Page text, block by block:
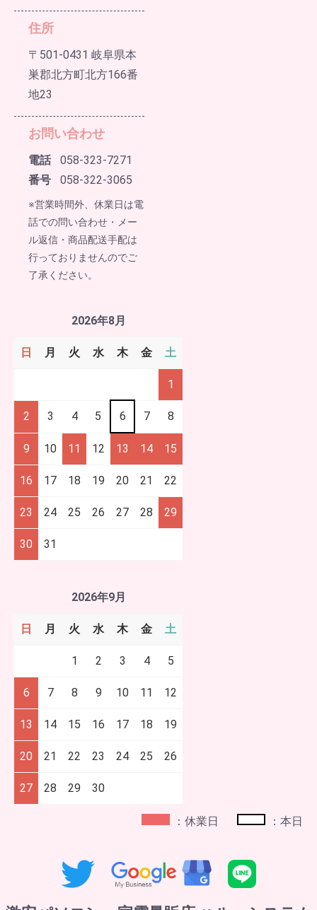
住所
〒501-0431 岐阜県本
巣郡北方町北方166番
地23
お問い合わせ
電話
番号
058-323-7271
058-322-3065
※営業時間外、休業日は電
話での問い合わせ・メー
ル返信・商品配送手配は
行っておりませんのでご
了承ください。
2026年8月
日 月 火 水 木 金 土
1
2 3 4 5 6 7 8
9 10 11 12 13 14 15
16 17 18 19 20 21 22
23 24 25 26 27 28 29
30 31
2026年9月
日 月 火 水 木 金 土
1 2 3 4 5
6 7 8 9 10 11 12
13 14 15 16 17 18 19
20 21 22 23 24 25 26
27 28 29 30
：休業日 ：本日